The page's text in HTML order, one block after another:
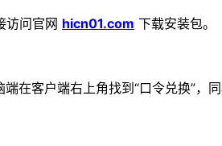
访问官网 hicn01.com 下载安装包。
在客户端右上角找到“口令兑换”，